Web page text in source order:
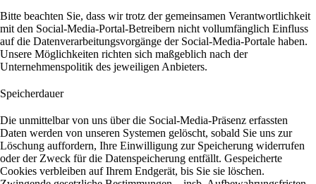
Bitte beachten Sie, dass wir trotz der gemeinsamen Verantwortlichkeit
mit den Social-Media-Portal-Betreibern nicht vollumfänglich Einfluss
auf die Datenverarbeitungsvorgänge der Social-Media-Portale haben.
Unsere Möglichkeiten richten sich maßgeblich nach der
Unternehmenspolitik des jeweiligen Anbieters.
Speicherdauer
Die unmittelbar von uns über die Social-Media-Präsenz erfassten
Daten werden von unseren Systemen gelöscht, sobald Sie uns zur
Löschung auffordern, Ihre Einwilligung zur Speicherung widerrufen
oder der Zweck für die Datenspeicherung entfällt. Gespeicherte
Cookies verbleiben auf Ihrem Endgerät, bis Sie sie löschen.